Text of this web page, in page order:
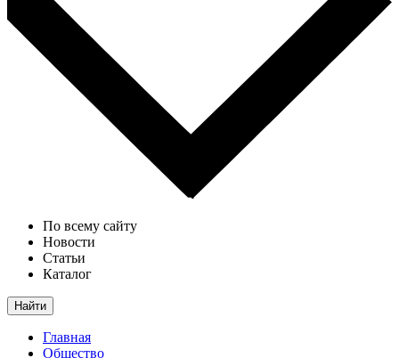
По всему сайту
Новости
Статьи
Каталог
Найти
Главная
Общество